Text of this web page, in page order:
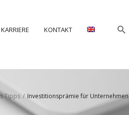
KARRIERE KONTAKT
Tipps / Investitionsprämie für Unternehmen